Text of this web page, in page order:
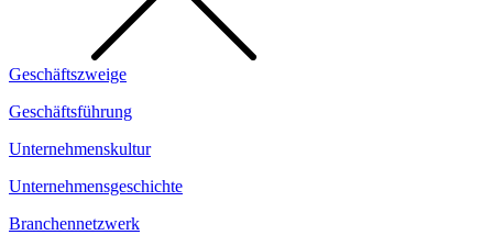
Geschäftszweige
Geschäftsführung
Unternehmenskultur
Unternehmensgeschichte
Branchennetzwerk